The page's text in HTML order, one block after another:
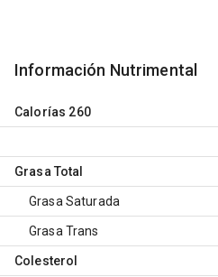
Información Nutrimental
Calorías 260
Grasa Total
Grasa Saturada
Grasa Trans
Colesterol